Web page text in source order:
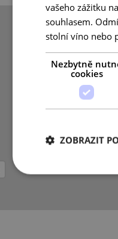
vašeho zážitku
souhlasem.
stolní víno nebo
Nezbytně
cookies
ZOBRAZIT